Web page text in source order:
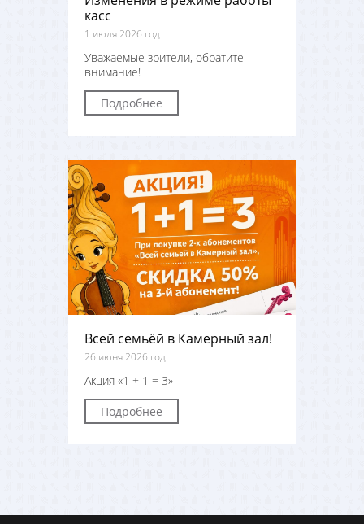
касс
1 июля 2026 год
Уважаемые зрители, обратите
внимание!
Подробнее
Всей семьёй в Камерный зал!
26 июня 2026 год
Акция «1 + 1 = 3»
Подробнее